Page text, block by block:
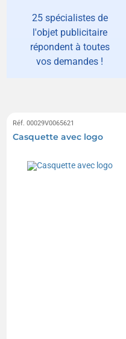
25 spécialistes de
l'objet publicitaire
répondent à toutes
vos demandes !
Réf. 00029V0065621
Casquette avec logo